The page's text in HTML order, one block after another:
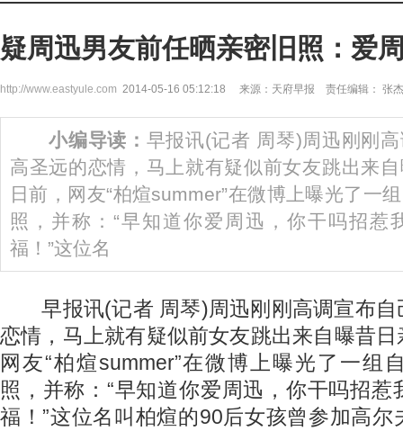
疑周迅男友前任晒亲密旧照：爱
http://www.eastyule.com 2014-05-16 05:12:18 来源：天府早报 责任编辑： 张杰
小编导读： 早报讯(记者 周琴)周迅刚刚
高圣远的恋情，马上就有疑似前女友跳出来
日前，网友“柏煊summer”在微博上曝光了一
照，并称：“早知道你爱周迅，你干吗招惹
福！”这位名
早报讯(记者 周琴)周迅刚刚高调宣布自
恋情，马上就有疑似前女友跳出来自曝昔
网友“柏煊summer”在微博上曝光了一组
照，并称：“早知道你爱周迅，你干吗招惹
福！”这位名叫柏煊的90后女孩曾参加高